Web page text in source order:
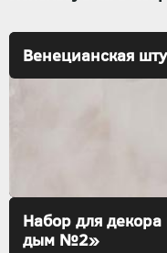
Венецианская
Набор для
дым №2»